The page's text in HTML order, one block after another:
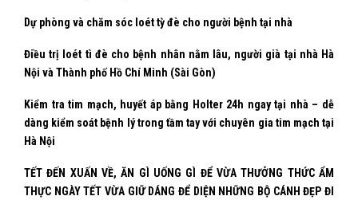
Dự phòng và chăm sóc loét tỳ đè cho người bệnh tại nhà
Điều trị loét tì đè cho bệnh nhân nằm lâu, người già tại nhà Hà
Nội và Thành phố Hồ Chí Minh (Sài Gòn)
Kiểm tra tim mạch, huyết áp bằng Holter 24h ngay tại nhà – dễ
dàng kiểm soát bệnh lý trong tầm tay với chuyên gia tim mạch tại
Hà Nội
TẾT ĐẾN XUẤN VỀ, ĂN GÌ UỐNG GÌ ĐỂ VỪA THƯỞNG THỨC ẨM
THỰC NGÀY TẾT VỪA GIỮ DÁNG ĐỂ DIỆN NHỮNG BỘ CÁNH ĐẸP ĐI